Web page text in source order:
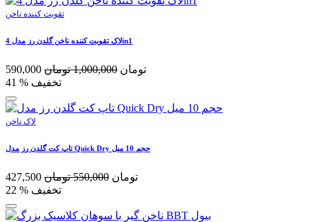
تقویت کننده ناخن
لاک تقویت کننده ناخن گلدن رز مدل 4in1
590,000 تومان 1,000,000تومان
41
% تخفیف
لاک ناخن
تاپ کت گلدن رز مدل Quick Dry حجم 10 میل
427,500 تومان 550,000تومان
22
% تخفیف